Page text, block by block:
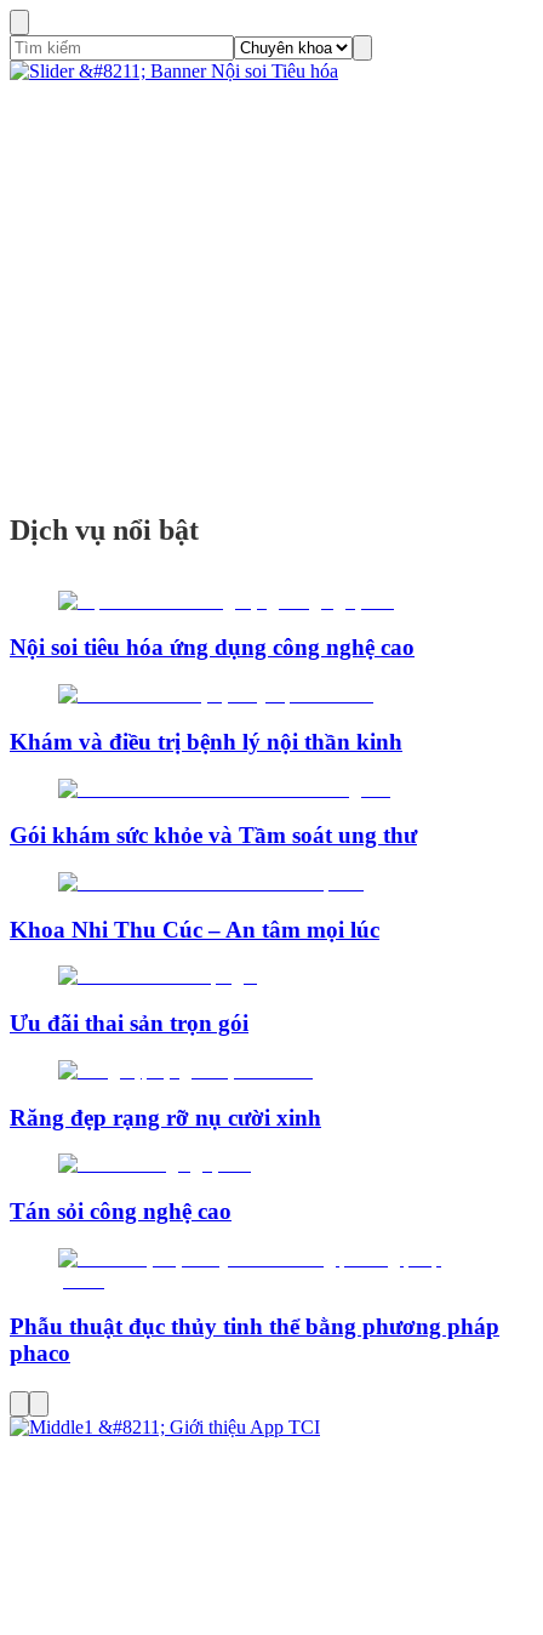
Dịch vụ nổi bật
Nội soi tiêu hóa ứng dụng công nghệ cao
Khám và điều trị bệnh lý nội thần kinh
Gói khám sức khỏe và Tầm soát ung thư
Khoa Nhi Thu Cúc – An tâm mọi lúc
Ưu đãi thai sản trọn gói
Răng đẹp rạng rỡ nụ cười xinh
Tán sỏi công nghệ cao
Phẫu thuật đục thủy tinh thể bằng phương pháp
phaco